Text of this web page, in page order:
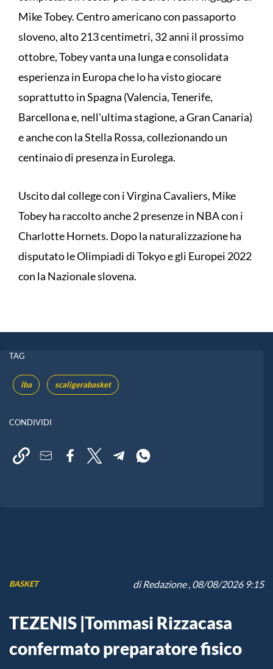
Mike Tobey. Centro americano con passaporto
sloveno, alto 213 centimetri, 32 anni il prossimo
ottobre, Tobey vanta una lunga e consolidata
esperienza in Europa che lo ha visto giocare
soprattutto in Spagna (Valencia, Tenerife,
Barcellona e, nell'ultima stagione, a Gran Canaria)
e anche con la Stella Rossa, collezionando un
centinaio di presenza in Eurolega.
Uscito dal college con i Virgina Cavaliers, Mike
Tobey ha raccolto anche 2 presenze in NBA con i
Charlotte Hornets. Dopo la naturalizzazione ha
disputato le Olimpiadi di Tokyo e gli Europei 2022
con la Nazionale slovena.
TAG
lba scaligerabasket
CONDIVIDI
BASKET diRedazione, 08/08/2026 9:15
TEZENIS |Tommasi Rizzacasa
confermato preparatore fisico